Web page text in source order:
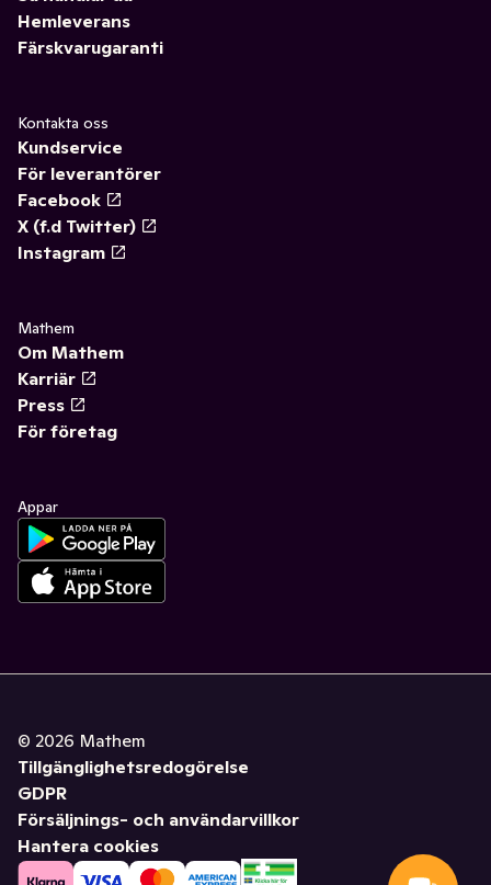
Hemleverans
Färskvarugaranti
Kontakta oss
Kundservice
För leverantörer
Facebook
X (f.d Twitter)
Instagram
Mathem
Om Mathem
Karriär
Press
För företag
Appar
© 2026 Mathem
Tillgänglighetsredogörelse
GDPR
Försäljnings- och användarvillkor
Hantera cookies